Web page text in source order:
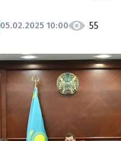
05.02.2025 10:00 55